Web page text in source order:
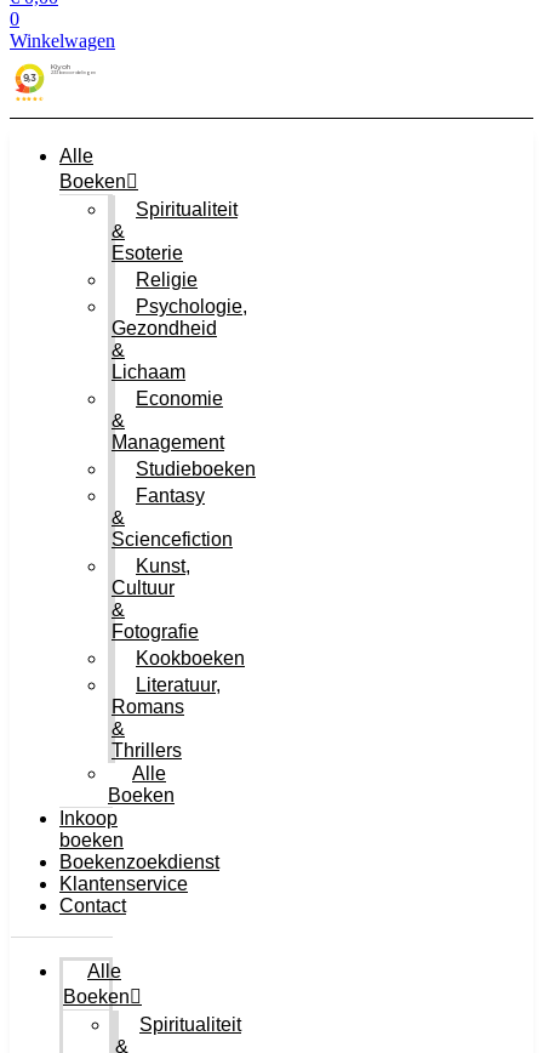
0
Winkelwagen
Alle
Boeken
Spiritualiteit
&
Esoterie
Religie
Psychologie,
Gezondheid
&
Lichaam
Economie
&
Management
Studieboeken
Fantasy
&
Sciencefiction
Kunst,
Cultuur
&
Fotografie
Kookboeken
Literatuur,
Romans
&
Thrillers
Alle
Boeken
Inkoop
boeken
Boekenzoekdienst
Klantenservice
Contact
Alle
Boeken
Spiritualiteit
&